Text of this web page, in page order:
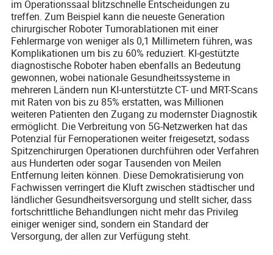
im Operationssaal blitzschnelle Entscheidungen zu
treffen. Zum Beispiel kann die neueste Generation
chirurgischer Roboter Tumorablationen mit einer
Fehlermarge von weniger als 0,1 Millimetern führen, was
Komplikationen um bis zu 60% reduziert. KI-gestützte
diagnostische Roboter haben ebenfalls an Bedeutung
gewonnen, wobei nationale Gesundheitssysteme in
mehreren Ländern nun KI-unterstützte CT- und MRT-Scans
mit Raten von bis zu 85% erstatten, was Millionen
weiteren Patienten den Zugang zu modernster Diagnostik
ermöglicht. Die Verbreitung von 5G-Netzwerken hat das
Potenzial für Fernoperationen weiter freigesetzt, sodass
Spitzenchirurgen Operationen durchführen oder Verfahren
aus Hunderten oder sogar Tausenden von Meilen
Entfernung leiten können. Diese Demokratisierung von
Fachwissen verringert die Kluft zwischen städtischer und
ländlicher Gesundheitsversorgung und stellt sicher, dass
fortschrittliche Behandlungen nicht mehr das Privileg
einiger weniger sind, sondern ein Standard der
Versorgung, der allen zur Verfügung steht.